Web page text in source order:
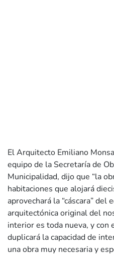
El Arquitecto Emiliano
equipo de la Secretaría de
Municipalidad, dijo que “la
habitaciones que alojará
aprovechará la “cáscara”
arquitectónica original del
interior es toda nueva, y con
duplicará la capacidad de
una obra muy necesaria y